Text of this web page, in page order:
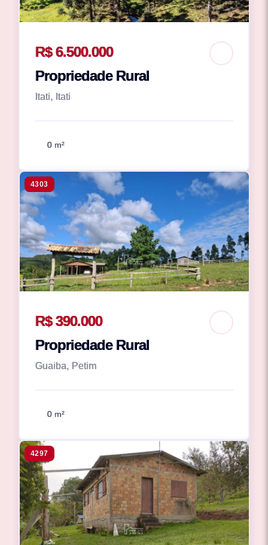
R$ 6.500.000
Propriedade Rural
Itati, Itati
0 m²
4303
R$ 390.000
Propriedade Rural
Guaiba, Petim
0 m²
4297